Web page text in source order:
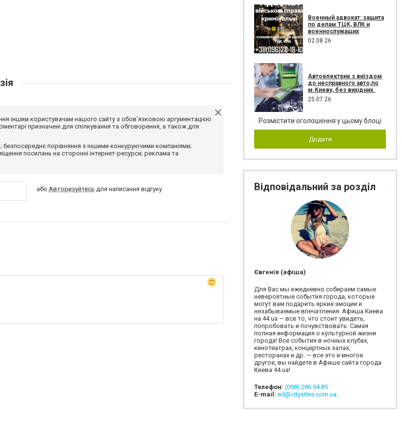
іншим користувачам нашого сайту з обов'язковою аргументацією
призначені для спілкування та обговорення, а також для
порівняння з іншими конкуруючими компаніями;
посилань на сторонні інтернет-ресурси; реклама та
або Авторизуйтесь для написання відгуку
Военный адвокат: защита
по делам ТЦК, ВЛК и
военнослужащих
02.08.26
Автоелектрик з виїздом
до несправного авто,по
м.Киеву, без вихідних.
25.07.26
Розмістити оголошення у цьому блоці
Додати
Відповідальний за розділ
Євгенія (афіша)
Для Вас мы ежедневно собираем самые
невероятные события города, которые
могут вам подарить яркие эмоции и
незабываемые впечатления. Афиша Киева
на 44.ua — все то, что стоит увидеть,
попробовать и почувствовать. Самая
полная информация о культурной жизни
города! Все события в ночных клубах,
кинотеатрах, концертных залах,
ресторанах и др. — все это и многое
другое, вы найдете в Афише сайта города
Киева 44.ua!
Телефон: (098) 286 94 85
E-mail: ed@citysites.com.ua